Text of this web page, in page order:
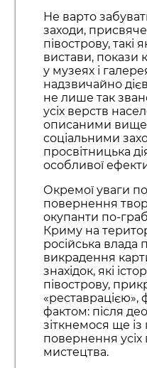
Не варто
заходи,
півострову, такі
вистави, покази
у музеях і
надзвичайно
не лише так
усіх верств
описаними вище
соціальними
просвітницька
особливої
Окремої уваги
повернення
окупанти по-
Криму на
російська влада
викрадення
знахідок, які
півострову,
«реставрацією»,
фактом: після
зіткнемося ще
повернення усіх
мистецтва.